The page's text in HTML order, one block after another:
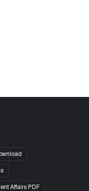
Affairs PDF